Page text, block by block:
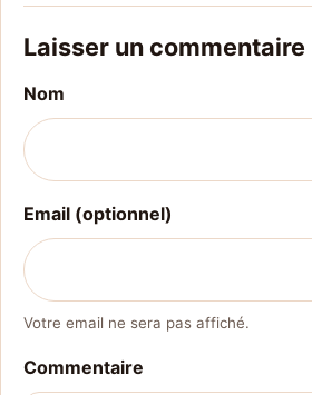
Laisser un commentaire
Nom
Email (optionnel)
Votre email ne sera pas affiché.
Commentaire